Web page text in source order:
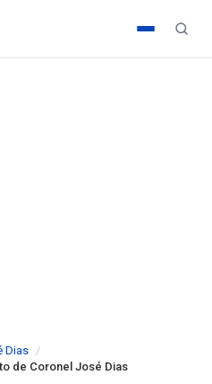
Dias
de Coronel José Dias